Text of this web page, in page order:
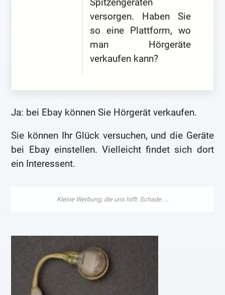
Spitzengeräten
versorgen. Haben Sie
so eine Plattform, wo
man Hörgeräte
verkaufen kann?
Ja: bei Ebay können Sie Hörgerät verkaufen.
Sie können Ihr Glück versuchen, und die Geräte
bei Ebay einstellen. Vielleicht findet sich dort
ein Interessent.